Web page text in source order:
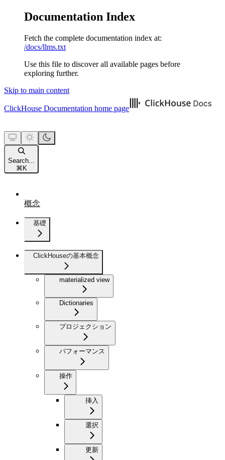
Documentation Index
Fetch the complete documentation index at:
/docs/llms.txt
Use this file to discover all available pages before
exploring further.
Skip to main content
ClickHouse Documentation home page
Search...
⌘ K
概念
基礎
ClickHouseの基本概念
materialized view
Dictionaries
プロジェクション
パフォーマンス
操作
挿入
選択
更新